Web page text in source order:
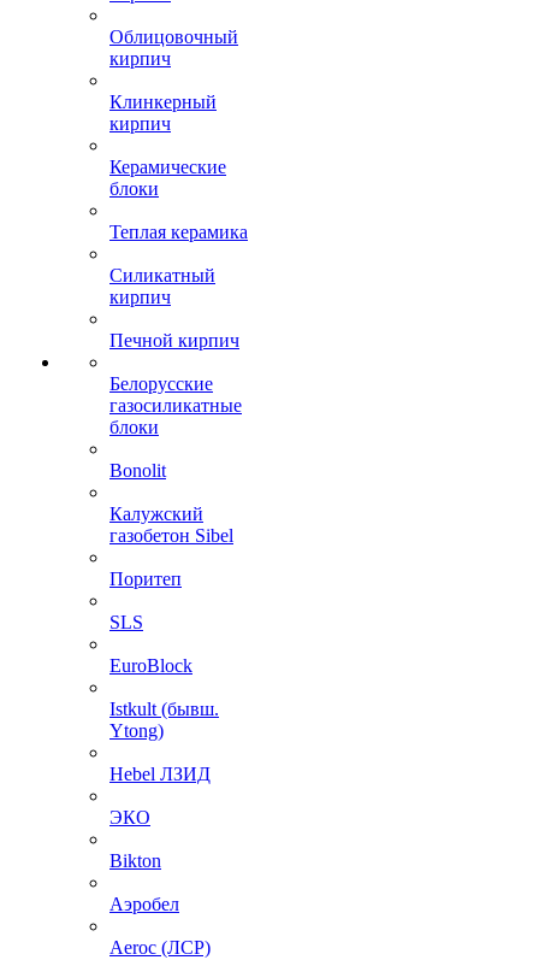
Облицовочный
кирпич
Клинкерный
кирпич
Керамические
блоки
Теплая керамика
Силикатный
кирпич
Печной кирпич
Белорусские
газосиликатные
блоки
Bonolit
Калужский
газобетон Sibel
Поритеп
SLS
EuroBlock
Istkult (бывш.
Ytong)
Hebel ЛЗИД
ЭКО
Bikton
Аэробел
Aeroc (ЛСР)